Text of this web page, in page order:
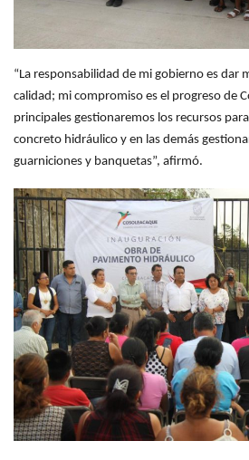
“La responsabilidad de mi gobierno es dar
calidad; mi compromiso es el progreso de
principales gestionaremos los recursos
concreto hidráulico y en las demás
guarniciones y banquetas”, afirmó.